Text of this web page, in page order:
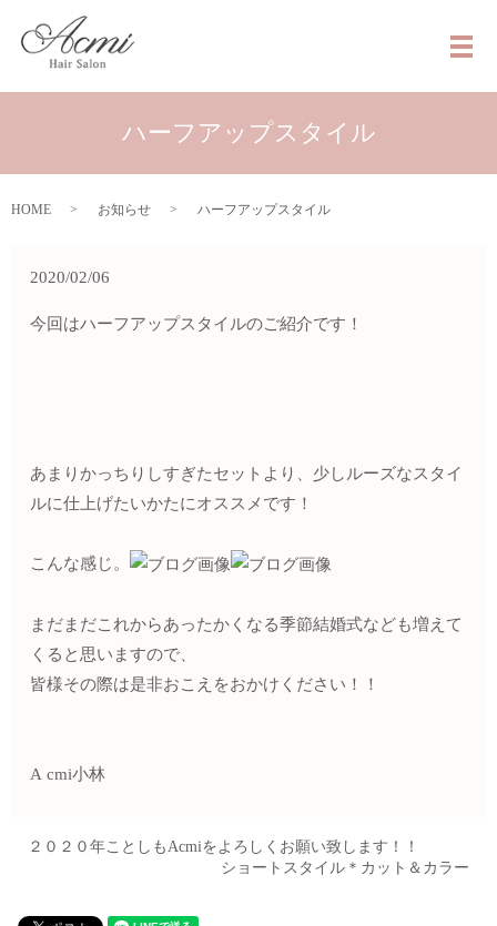
メ
ハーフアップスタイル
HOME お知らせ ハーフアップスタイル
2020/02/06
今回はハーフアップスタイルのご紹介です！
あまりかっちりしすぎたセットより、少しルーズなスタイ
ルに仕上げたいかたにオススメです！
こんな感じ。
まだまだこれからあったかくなる季節結婚式なども増えて
くると思いますので、
皆様その際は是非おこえをおかけください！！
A cmi小林
２０２０年ことしもAcmiをよろしくお願い致します！！
ショートスタイル＊カット＆カラー